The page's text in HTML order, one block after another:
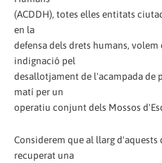
(ACDDH), totes elles entitats
en la
defensa dels drets humans,
indignació pel
desallotjament de l'acampada de
matí per un
operatiu conjunt dels Mossos
Considerem que al llarg d'aquests
recuperat una